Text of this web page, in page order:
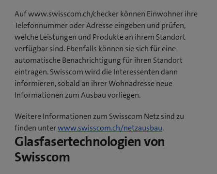
Auf www.swisscom.ch/checker können Einwohner ihre
Telefonnummer oder Adresse eingeben und prüfen,
welche Leistungen und Produkte an ihrem Standort
verfügbar sind. Ebenfalls können sie sich für eine
automatische Benachrichtigung für ihren Standort
eintragen. Swisscom wird die Interessenten dann
informieren, sobald an ihrer Wohnadresse neue
Informationen zum Ausbau vorliegen.
Weitere Informationen zum Swisscom Netz sind zu
finden unterwww.swisscom.ch/netzausbau.
Glasfasertechnologien von
Swisscom